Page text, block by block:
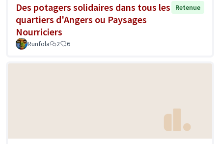
Des potagers solidaires dans tous les
quartiers d'Angers ou Paysages
Nourriciers
Retenue
Runfola 2 6